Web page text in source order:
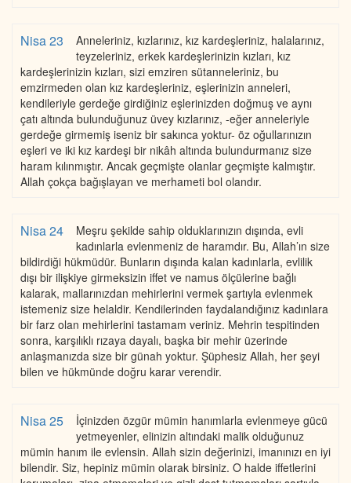
Nisa 23
Anneleriniz, kızlarınız, kız kardeşleriniz, halalarınız,
teyzeleriniz, erkek kardeşlerinizin kızları, kız
kardeşlerinizin kızları, sizi emziren sütanneleriniz, bu
emzirmeden olan kız kardeşleriniz, eşlerinizin anneleri,
kendileriyle gerdeğe girdiğiniz eşlerinizden doğmuş ve aynı
çatı altında bulunduğunuz üvey kızlarınız, -eğer anneleriyle
gerdeğe girmemiş iseniz bir sakınca yoktur- öz oğullarınızın
eşleri ve iki kız kardeşi bir nikâh altında bulundurmanız size
haram kılınmıştır. Ancak geçmişte olanlar geçmişte kalmıştır.
Allah çokça bağışlayan ve merhameti bol olandır.
Nisa 24
Meşru şekilde sahip olduklarınızın dışında, evli
kadınlarla evlenmeniz de haramdır. Bu, Allah’ın size
bildirdiği hükmüdür. Bunların dışında kalan kadınlarla, evlilik
dışı bir ilişkiye girmeksizin iffet ve namus ölçülerine bağlı
kalarak, mallarınızdan mehirlerini vermek şartıyla evlenmek
istemeniz size helaldir. Kendilerinden faydalandığınız kadınlara
bir farz olan mehirlerini tastamam veriniz. Mehrin tespitinden
sonra, karşılıklı rızaya dayalı, başka bir mehir üzerinde
anlaşmanızda size bir günah yoktur. Şüphesiz Allah, her şeyi
bilen ve hükmünde doğru karar verendir.
Nisa 25
İçinizden özgür mümin hanımlarla evlenmeye gücü
yetmeyenler, elinizin altındaki malik olduğunuz
mümin hanım ile evlensin. Allah sizin değerinizi, imanınızı en iyi
bilendir. Siz, hepiniz mümin olarak birsiniz. O halde iffetlerini